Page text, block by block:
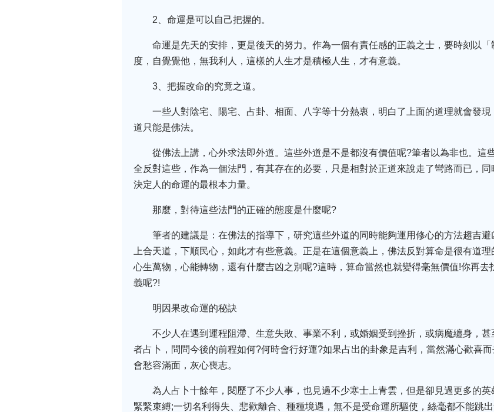
2、命運是可以自己把握的。
命運是先天的安排，更是後天的努力。作為一個有責任感的正義之士，要時刻以
度，自覺覺他，無我利人，這樣的人生才是積極人生，才有意義。
3、把握改命的究竟之道。
一些人對陰宅、陽宅、占卦、相面、八字等十分熱衷，明白了上面的道理就會發
道只能是佛法。
從佛法上講，心外求法即外道。這些外道是不是都沒有價值呢?筆者以為非也。這
全反對這些，作為一個法門，有其存在的必要，只是相對於正道來說走了彎路而已，
決定人的命運的最根本力量。
那麼，對待這些法門的正確的態度是什麼呢?
筆者的建議是：在佛法的指導下，研究這些外道的同時能夠運用修心的方法趨吉避
上合天道，下順民心，如此才有些意義。正是在這個意義上，佛法反對算命是很有道
心生萬物，心能轉物，還有什麼吉凶之別呢?這時，算命當然也就變得毫無價值!你再
義呢?!
明因果改命運的秘訣
不少人在遇到運程阻滯、生意失敗、事業不利，或婚姻受到挫折，或病魔纏身，
者占卜，問問今後的前程如何?何時會行好運?如果占出的卦象是吉利，當然滿心歡喜
會愁容滿面，灰心喪志。
為人占卜十餘年，閱歷了不少人事，也見過不少寒士上青雲，但是卻見過更多的
緊緊束縛;一切名利得失、悲歡離合、種種境遇，無不是受命運所驅使，絲毫都不能跳